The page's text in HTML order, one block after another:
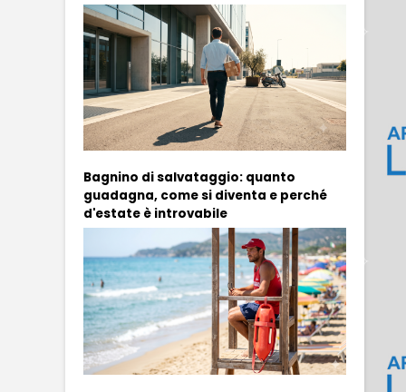
Bagnino di salvataggio: quanto
guadagna, come si diventa e perché
d'estate è introvabile